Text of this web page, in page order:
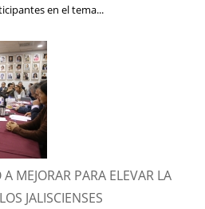
en el tema...
MEJORAR PARA ELEVAR LA
JALISCIENSES